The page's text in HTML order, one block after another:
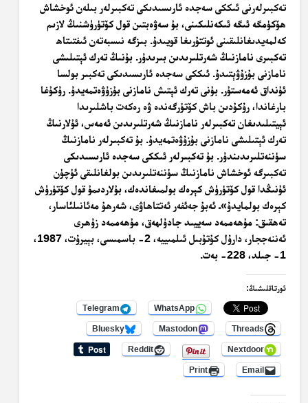
تەكبىرلەرنى ئىككى سەجدە ئارىسىدىكى تەكبىرلەر بىلەن ئوخشاش
ھۆكۈمگە ئىگە ئىكەنلىكىنى، بۇ سەۋەبتىن قول كۆتۈرۈشنىڭ لازىم
كەلمەيدىغانلىقىنى ئوتتۇرىغا قويىدۇ. بىزگە نىسبەتەن ئىفتىتاھ
تەكبىرى نامازنىڭ شەرتلىرىدىن بىرىدۇر. بۇنىڭ تەرك ئېتىلىشى
نامازنى بۇزۇۋېتىدۇ. ئىككى سەجدە ئارىسىدىكى تەكبىر بولسا
ئۇنداق ئەمەستۇر. بۇنى تەرك ئېتىش نامازنى بۇزۇۋەتمەيدۇ. رۇكۇغا
بارغاندا، رۇكۇدىن باش كۆتۈرگەندە ۋە رەكەت باشلىرىدا
ئېيتىلىدىغان تەكبىرلەر نامازنىڭ شەرتلىرىدىن ئەمەس، ئۇلارنىڭ
تەرك ئېتىلىشى نامازنى بۇزۇۋەتمەيدۇ. بۇ تەكبىرلەر نامازنىڭ
سۈننەتلىرىدىندۇر. بۇ تەكبىرلەر ئىككى سەجدە ئارىسىدىكى
تەكبىرگە ئوخشاش نامازنىڭ سۈننەتلىرىدىن بولغانلىقى ئۈچۈن
ئۇنىڭدا قول كۆتۈرۈش كېرەك بولمىغاندەك، بۇلاردىمۇ قول كۆتۈرۈش
كېرەك بولمايدۇ»ـ ئەبۇ جەئفەر ئەتتاھاۋى،شەرھۇ مەئانىلئاسار ،
تەھقىق: مۇھەممەد سەييىد جادۇلھەق، مۇھەممەد زۇھرى
ئەننەججار، دارۇل كۇتۇبىل ئىلمىييە، 2- باسمىسى، بېيرۇت، 1987،
1- جىلد، 228- بەت.
ئورتاقلىشىڭ:
WhatsApp
Telegram
Threads
Mastodon
Bluesky
Nextdoor
Reddit
Email
Print